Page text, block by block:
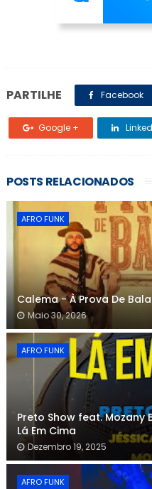
PARTILHE Facebook
Google +
POSTS RELACIONADOS
AFRO FUNK
Calema - À Prova De Bala
Maio 30, 2026
AFRO FUNK
Preto Show feat. Mozany
Lá Em Cima
Dezembro 19, 2025
AFRO FUNK